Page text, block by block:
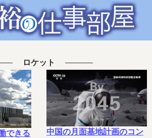
ロケット
できる
中国の月面基地計画のコン